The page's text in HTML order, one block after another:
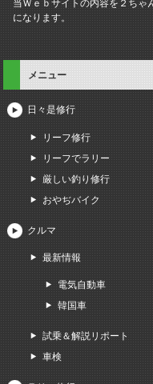
当Ｗｅｂサイトの内容を２ちゃ
になります。
メニュー
日々是修行
リーフ修行
リーフでラリー
厳しい釣り修行
おやぢバイク
クルマ
最新情報
電気自動車
韓国車
試乗＆解説リポート
車検